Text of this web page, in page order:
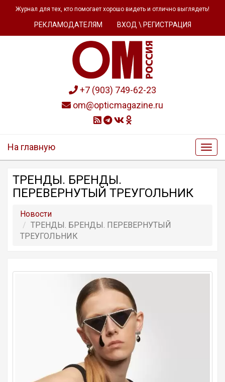
Журнал для тех, кто помогает хорошо видеть и отлично выглядеть!
РЕКЛАМОДАТЕЛЯМ ВХОД \ РЕГИСТРАЦИЯ
+7 (903) 749-62-23
om@opticmagazine.ru
На главную
ТРЕНДЫ. БРЕНДЫ.
ПЕРЕВЕРНУТЫЙ ТРЕУГОЛЬНИК
Новости
ТРЕНДЫ. БРЕНДЫ. ПЕРЕВЕРНУТЫЙ
ТРЕУГОЛЬНИК